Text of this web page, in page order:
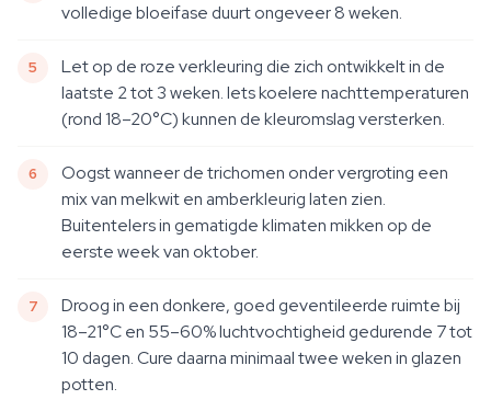
volledige bloeifase duurt ongeveer 8 weken.
Let op de roze verkleuring die zich ontwikkelt in de
laatste 2 tot 3 weken. Iets koelere nachttemperaturen
(rond 18–20°C) kunnen de kleuromslag versterken.
Oogst wanneer de trichomen onder vergroting een
mix van melkwit en amberkleurig laten zien.
Buitentelers in gematigde klimaten mikken op de
eerste week van oktober.
Droog in een donkere, goed geventileerde ruimte bij
18–21°C en 55–60% luchtvochtigheid gedurende 7 tot
10 dagen. Cure daarna minimaal twee weken in glazen
potten.